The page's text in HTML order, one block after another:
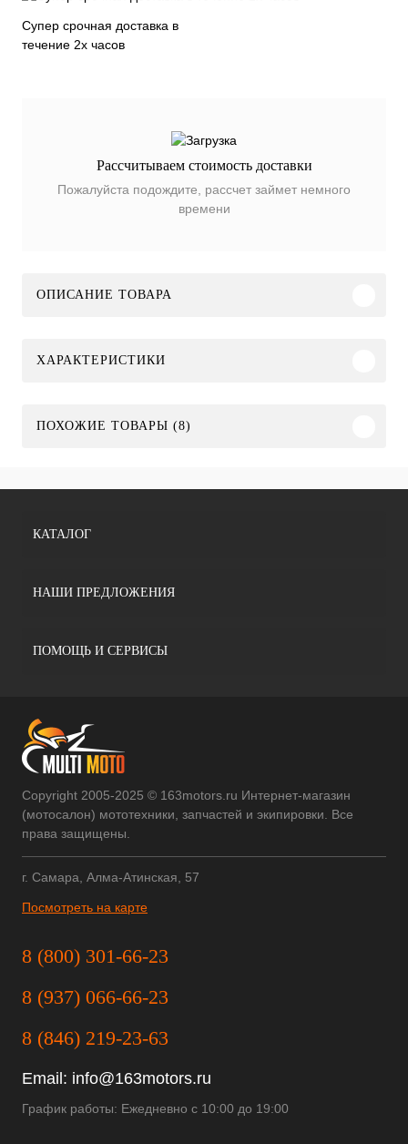
Супер срочная доставка в
течение 2х часов
Рассчитываем стоимость доставки
Пожалуйста подождите, рассчет займет немного
времени
ОПИСАНИЕ ТОВАРА
ХАРАКТЕРИСТИКИ
ПОХОЖИЕ ТОВАРЫ (8)
КАТАЛОГ
НАШИ ПРЕДЛОЖЕНИЯ
ПОМОЩЬ И СЕРВИСЫ
Copyright 2005-2025 © 163motors.ru Интернет-магазин
(мотосалон) мототехники, запчастей и экипировки. Все
права защищены.
г. Самара, Алма-Атинская, 57
Посмотреть на карте
8 (800) 301-66-23
8 (937) 066-66-23
8 (846) 219-23-63
Email: info@163motors.ru
График работы: Ежедневно с 10:00 до 19:00